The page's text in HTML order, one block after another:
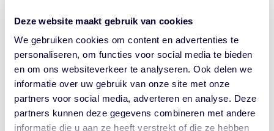
Deze website maakt gebruik van cookies
We gebruiken cookies om content en advertenties te
personaliseren, om functies voor social media te bieden
en om ons websiteverkeer te analyseren. Ook delen we
informatie over uw gebruik van onze site met onze
partners voor social media, adverteren en analyse. Deze
partners kunnen deze gegevens combineren met andere
informatie die u aan ze heeft verstrekt of die ze hebben
en onweerstaanbaar zacht haar.
Waarom werkt het?
De formule is verrijkt metzonnebloemextract en Sea Silk-
technologie, die je haar intens voeden en hydrateren.
Het beschermt je lokken effectief tegen kleurvervaging door veelvuldig
wassen, hitte of schadelijke UV-straling.
Je geniet hierdoor tot wel8 weken lang van een heldere, stralende